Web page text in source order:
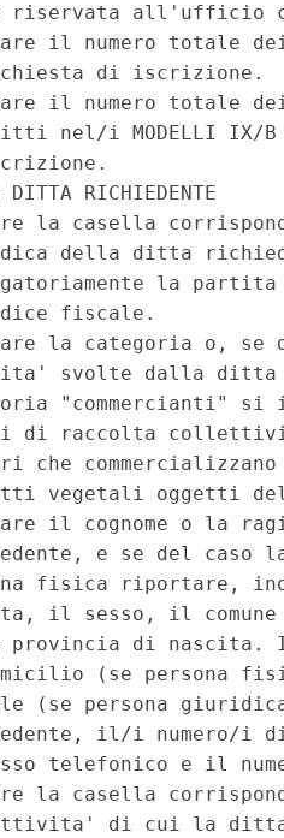
riservata all'ufficio
il numero totale dei
di iscrizione.
il numero totale
nel/i MODELLI IX/
RICHIEDENTE
la casella
della ditta
la
fiscale.
la categoria o,
svolte dalla
"commercianti" si
di raccolta
che
vegetali oggetti
il cognome o la
e se del caso
fisica riportare,
il sesso, il
provincia di nascita.
(se persona
(se persona
il/i numero/i
telefonico e il
la casella
di cui la